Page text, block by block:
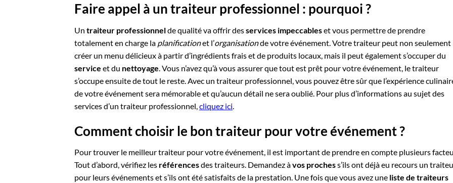
Faire appel à un traiteur professionnel : pourquoi ?
Un traiteur professionnelde qualité va offrir desservices impeccableset vous permettre de prendre
totalement en charge la planificationet l’organisationde votre événement. Votre traiteur peut non seulement
créer un menu délicieux à partir d’ingrédients frais et de produits locaux, mais il peut également s’occuper du
service et du nettoyage . Vous n’avez qu’à vous assurer que tout est prêt pour votre événement, le traiteur
s’occupe ensuite de tout le reste. Avec un traiteur professionnel, vous pouvez être sûr que l’expérience
de votre événement sera mémorable et qu’aucun détail ne sera oublié. Pour plus d’informations au sujet des
services d’un traiteur professionnel, cliquez ici
Comment choisir le bon traiteur pour votre événement ?
Pour trouver le meilleur traiteur pour votre événement, il est important de prendre en compte plusieurs
Tout d’abord, vérifiez les référencesdes traiteurs. Demandez àvos prochess’ils ont déjà eu recours un
pour leurs événements et s’ils ont été satisfaits de la prestation. Une fois que vous avez une liste de traiteurs